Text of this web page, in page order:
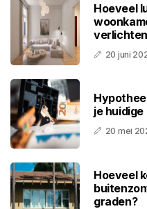
Hoeveel
20 juni
je
20 mei
Hoeveel
graden?